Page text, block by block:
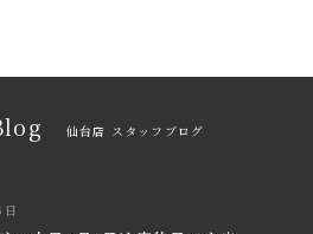
仙台店 スタッフブログ